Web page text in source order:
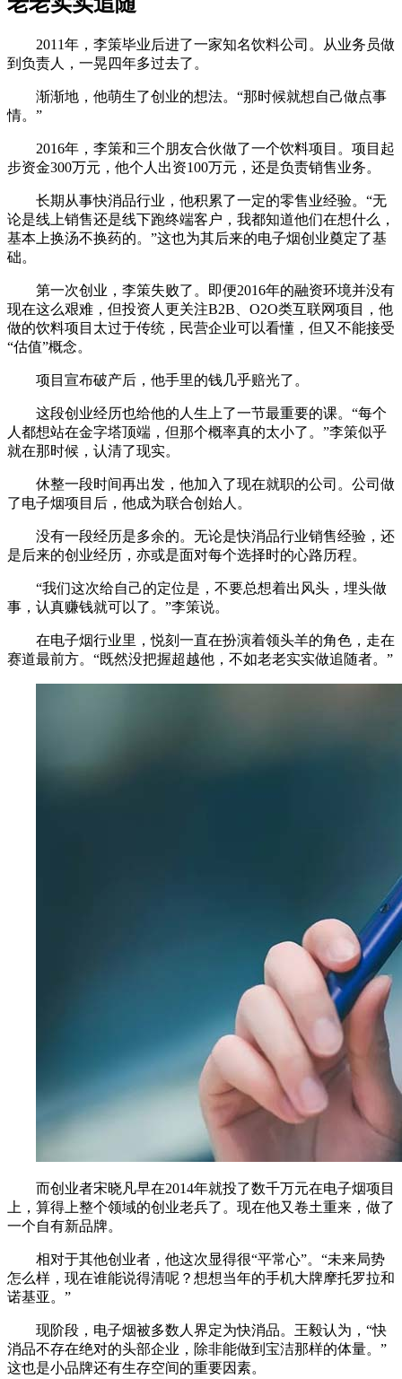
2011年，李策毕业后进了一家知名饮料公司。从业务员做
到负责人，一晃四年多过去了。
渐渐地，他萌生了创业的想法。“那时候就想自己做点事
情。”
2016年，李策和三个朋友合伙做了一个饮料项目。项目起
步资金300万元，他个人出资100万元，还是负责销售业务。
长期从事快消品行业，他积累了一定的零售业经验。“无
论是线上销售还是线下跑终端客户，我都知道他们在想什么，
基本上换汤不换药的。”这也为其后来的电子烟创业奠定了基
础。
第一次创业，李策失败了。即便2016年的融资环境并没有
现在这么艰难，但投资人更关注B2B、O2O类互联网项目，他
做的饮料项目太过于传统，民营企业可以看懂，但又不能接受
“估值”概念。
项目宣布破产后，他手里的钱几乎赔光了。
这段创业经历也给他的人生上了一节最重要的课。“每个
人都想站在金字塔顶端，但那个概率真的太小了。”李策似乎
就在那时候，认清了现实。
休整一段时间再出发，他加入了现在就职的公司。公司做
了电子烟项目后，他成为联合创始人。
没有一段经历是多余的。无论是快消品行业销售经验，还
是后来的创业经历，亦或是面对每个选择时的心路历程。
“我们这次给自己的定位是，不要总想着出风头，埋头做
事，认真赚钱就可以了。”李策说。
在电子烟行业里，悦刻一直在扮演着领头羊的角色，走在
赛道最前方。“既然没把握超越他，不如老老实实做追随者。”
而创业者宋晓凡早在2014年就投了数千万元在电子烟项目
上，算得上整个领域的创业老兵了。现在他又卷土重来，做了
一个自有新品牌。
相对于其他创业者，他这次显得很“平常心”。“未来局势
怎么样，现在谁能说得清呢？想想当年的手机大牌摩托罗拉和
诺基亚。”
现阶段，电子烟被多数人界定为快消品。王毅认为，“快
消品不存在绝对的头部企业，除非能做到宝洁那样的体量。”
这也是小品牌还有生存空间的重要因素。